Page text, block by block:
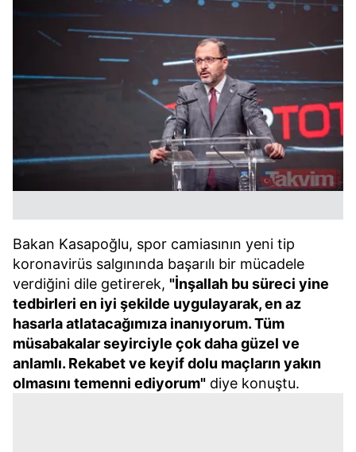
Bakan Kasapoğlu, spor camiasının yeni tip
koronavirüs salgınında başarılı bir mücadele
verdiğini dile getirerek, "İnşallah bu süreci yine
tedbirleri en iyi şekilde uygulayarak, en az
hasarla atlatacağımıza inanıyorum. Tüm
müsabakalar seyirciyle çok daha güzel ve
anlamlı. Rekabet ve keyif dolu maçların yakın
olmasını temenni ediyorum" diye konuştu.